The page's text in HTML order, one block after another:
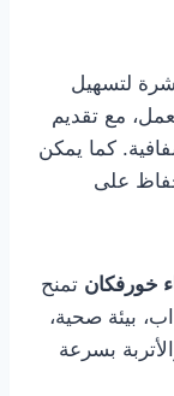
لتسهيل
مع تقديم
كما يمكن
على
خورفكان تمنح
بيئة صحية،
بسرعة